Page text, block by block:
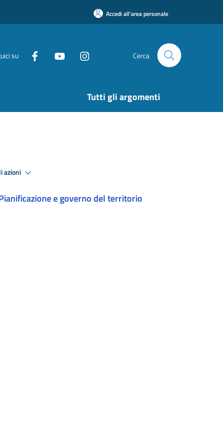
Accedi all'area personale
su Cerca
Tutti gli argomenti
azioni
e governo del territorio